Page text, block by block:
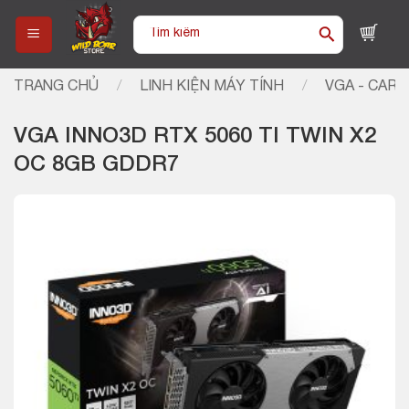
content
Tìm
TRANG CHỦ / LINH KIỆN MÁY TÍNH / VGA -
VGA INNO3D RTX 5060 TI TWIN X2
OC 8GB GDDR7